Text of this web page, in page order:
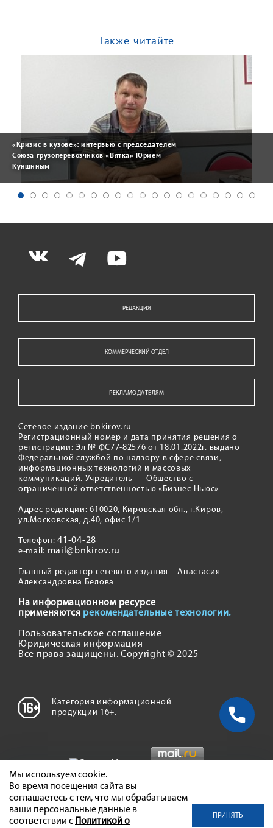
Также читайте
«Кризис в кузове»: интервью с председателем
Союза грузоперевозчиков «Вятка» Юрием
Куншиным
РЕДАКЦИЯ
КОММЕРЧЕСКИЙ ОТДЕЛ
РЕКЛАМОДАТЕЛЯМ
Сетевое издание bnkirov.ru
Регистрационный номер и дата принятия решения о
регистрации: Эл № ФС77-82576 от 18.01.2022г. выдано
Федеральной службой по надзору в сфере связи,
информационных технологий и массовых
коммуникаций. Учредитель — Общество с
ограниченной ответственностью «Бизнес Ньюс»
Адрес редакции: 610020, Кировская обл., г.Киров,
ул.Московская, д.40, офис 1/1
Телефон:41-04-28
e-mail: mail@bnkirov.ru
Главный редактор сетевого издания – Анастасия
Александровна Белова
На информационном ресурсе
применяются рекомендательные технологии.
Пользовательское соглашение
Юридическая информация
Все права защищены. Copyright © 2025
Категория информационной
продукции 16+.
Мы используем cookie.
Во время посещения сайта вы
соглашаетесь с тем, что мы обрабатываем
ваши персональные данные в
соответствии с Политикой о
ПРИНЯТЬ